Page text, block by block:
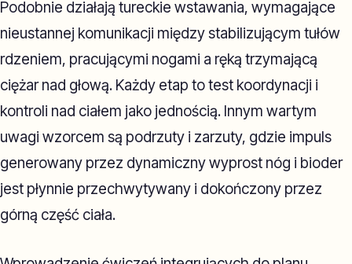
Podobnie działają tureckie wstawania, wymagające
nieustannej komunikacji między stabilizującym tułów
rdzeniem, pracującymi nogami a ręką trzymającą
ciężar nad głową. Każdy etap to test koordynacji i
kontroli nad ciałem jako jednością. Innym wartym
uwagi wzorcem są podrzuty i zarzuty, gdzie impuls
generowany przez dynamiczny wyprost nóg i bioder
jest płynnie przechwytywany i dokończony przez
górną część ciała.